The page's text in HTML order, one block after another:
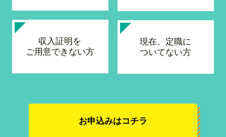
収入証明を
ご用意できない方
現在、定職に
ついてない方
お申込みはコチラ